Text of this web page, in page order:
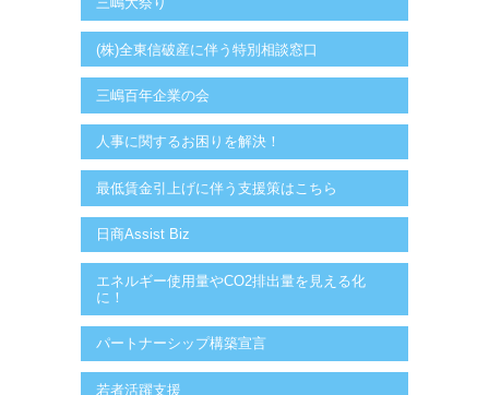
(株)全東信破産に伴う特別相談窓口
三嶋百年企業の会
人事に関するお困りを解決！
最低賃金引上げに伴う支援策はこちら
日商Assist Biz
エネルギー使用量やCO2排出量を見える化
に！
パートナーシップ構築宣言
若者活躍支援